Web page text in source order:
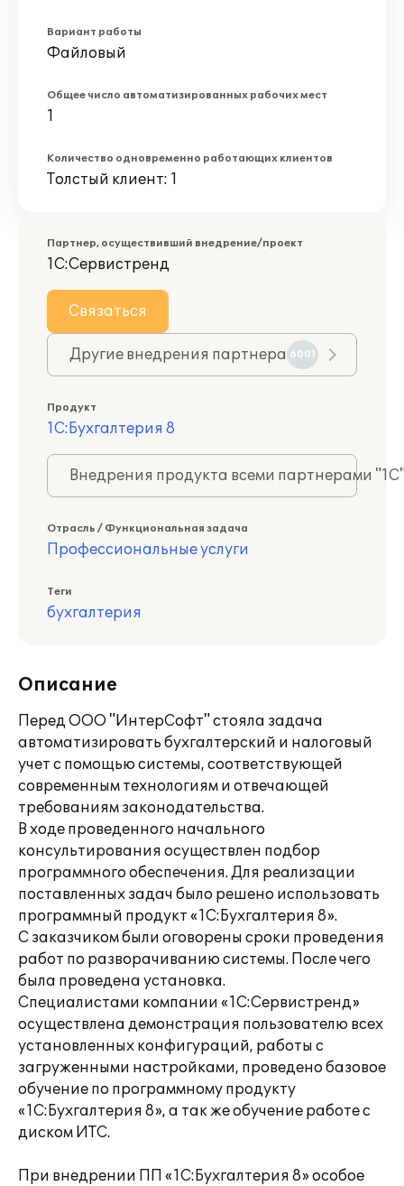
Вариант работы
Файловый
Общее число автоматизированных рабочих мест
1
Количество одновременно работающих клиентов
Толстый клиент: 1
Партнер, осуществивший внедрение/проект
1С:Сервистренд
Связаться
Другие внедрения партнера 6001
Продукт
1С:Бухгалтерия 8
Внедрения продукта всеми партнерами
Отрасль / Функциональная задача
Профессиональные услуги
Теги
бухгалтерия
Описание
Перед ООО "ИнтерСофт" стояла задача
автоматизировать бухгалтерский и налоговый
учет с помощью системы, соответствующей
современным технологиям и отвечающей
требованиям законодательства.
В ходе проведенного начального
консультирования осуществлен подбор
программного обеспечения. Для реализации
поставленных задач было решено использовать
программный продукт «1С:Бухгалтерия 8».
С заказчиком были оговорены сроки проведения
работ по разворачиванию системы. После чего
была проведена установка.
Специалистами компании «1С:Сервистренд»
осуществлена демонстрация пользователю всех
установленных конфигураций, работы с
загруженными настройками, проведено базовое
обучение по программному продукту
«1С:Бухгалтерия 8», а так же обучение работе с
диском ИТС.
При внедрении ПП «1С:Бухгалтерия 8» особое